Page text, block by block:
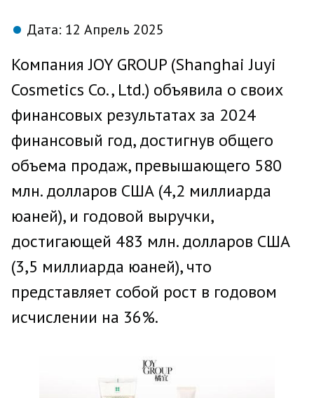
Дата: 12 Апрель 2025
Компания JOY GROUP (Shanghai Juyi
Cosmetics Co., Ltd.) объявила о своих
финансовых результатах за 2024
финансовый год, достигнув общего
объема продаж, превышающего 580
млн. долларов США (4,2 миллиарда
юаней), и годовой выручки,
достигающей 483 млн. долларов США
(3,5 миллиарда юаней), что
представляет собой рост в годовом
исчислении на 36%.